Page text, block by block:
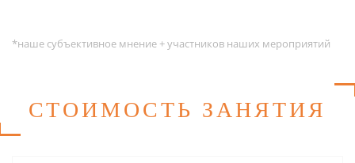
*наше субъективное мнение + участников наших мероприятий
СТОИМОСТЬ ЗАНЯТИЯ